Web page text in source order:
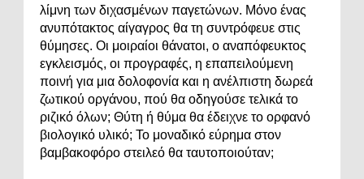
λίμνη των διχασμένων παγετώνων. Μόνο ένας
ανυπότακτος αίγαγρος θα τη συντρόφευε στις
θύμησες. Οι μοιραίοι θάνατοι, ο αναπόφευκτος
εγκλεισμός, οι προγραφές, η επαπειλούμενη
ποινή για μια δολοφονία και η ανέλπιστη δωρεά
ζωτικού οργάνου, πού θα οδηγούσε τελικά το
ριζικό όλων; Θύτη ή θύμα θα έδειχνε το ορφανό
βιολογικό υλικό; Το μοναδικό εύρημα στον
βαμβακοφόρο στειλεό θα ταυτοποιούταν;